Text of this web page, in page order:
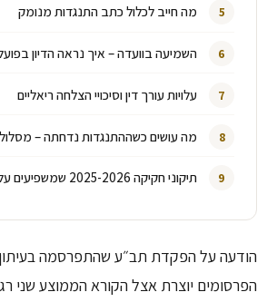
מה חייב לכלול כתב התנגדות מנומק
השמיעה בוועדה – איך נראה הדיון
עלויות עורך דין וסיכויי הצלחה ריאליים
מה עושים כשההתנגדות נדחתה –
תיקוני חקיקה 2025-2026 שמשפיעים על ההתנגדות
הודעה על הפקדת תב״ע שהתפרסמה בעיתון
הפרסומים יוצרת אצל הקורא הממוצע שני